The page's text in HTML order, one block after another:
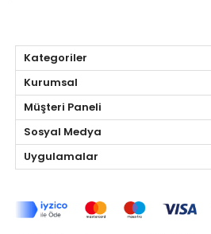
Kategoriler
Kurumsal
Müşteri Paneli
Sosyal Medya
Uygulamalar